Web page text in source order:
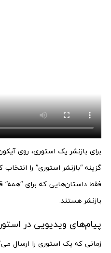
برای بازنشر یک استوری، روی
گزینه “بازنشر استوری” را
فقط داستان‌هایی که برای “همه”
بازنشر هستند.
پیام‌های ویدیویی در
زمانی که یک استوری را ارسال